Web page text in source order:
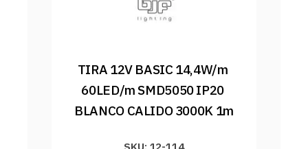
TIRA 12V BASIC 14,4W/m
60LED/m SMD5050 IP20
BLANCO CALIDO 3000K 1m